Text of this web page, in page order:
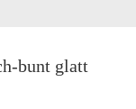
bunt glatt